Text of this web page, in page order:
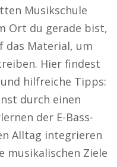
Musikschule
Ort du gerade bist,
das Material, um
Hier findest
hilfreiche Tipps:
durch einen
der E-Bass-
Alltag integrieren
musikalischen Ziele